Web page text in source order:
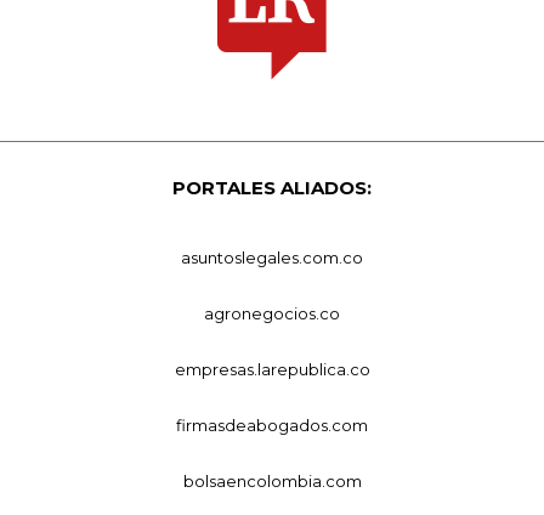
PORTALES ALIADOS:
asuntoslegales.com.co
agronegocios.co
empresas.larepublica.co
firmasdeabogados.com
bolsaencolombia.com